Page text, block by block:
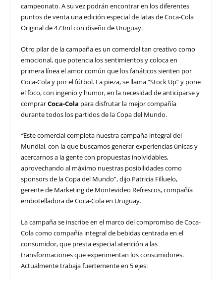
campeonato. A su vez podrán encontrar en los diferentes
puntos de venta una edición especial de latas de Coca-Cola
Original de 473ml con diseño de Uruguay.
Otro pilar de la campaña es un comercial tan creativo como
emocional, que potencia los sentimientos y coloca en
primera línea el amor común que los fanáticos sienten por
Coca-Cola y por el fútbol. La pieza, se llama “Stock Up” y pone
el foco, con ingenio y humor, en la necesidad de anticiparse y
comprarCoca-Cola para disfrutar la mejor compañía
durante todos los partidos de la Copa del Mundo.
“Este comercial completa nuestra campaña integral del
Mundial, con la que buscamos generar experiencias únicas y
acercarnos a la gente con propuestas inolvidables,
aprovechando al máximo nuestras posibilidades como
sponsors de la Copa del Mundo”, dijo Patricia Filluelo,
gerente de Marketing de Montevideo Refrescos, compañía
embotelladora de Coca-Cola en Uruguay.
La campaña se inscribe en el marco del compromiso de Coca-
Cola como compañía integral de bebidas centrada en el
consumidor, que presta especial atención a las
transformaciones que experimentan los consumidores.
Actualmente trabaja fuertemente en 5 ejes: